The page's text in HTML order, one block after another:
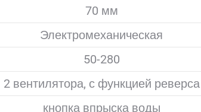
70 мм
Электромеханическая
50-280
2 вентилятора, с функцией реверса
кнопка впрыска воды